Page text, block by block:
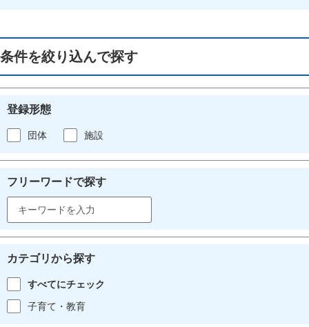
条件を絞り込んで探す
登録形態
団体 施設
フリーワードで探す
カテゴリから探す
すべてにチェック
子育て・教育